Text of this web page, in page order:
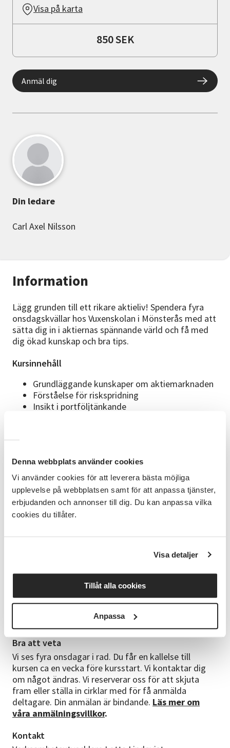
Denna webbplats använder cookies
Vi använder cookies för att leverera bästa möjliga
upplevelse på webbplatsen samt för att anpassa tjänster,
erbjudanden och annonser till dig. Du kan anpassa vilka
cookies du tillåter.
Visa detaljer
Tillåt alla cookies
Anpassa
Information
Lägg grunden till ett rikare aktieliv! Spendera fyra
onsdagskvällar hos Vuxenskolan i Mönsterås med att
sätta dig in i aktiernas spännande värld och få med
dig ökad kunskap och bra tips.
Kursinnehåll
Grundläggande kunskaper om aktiemarknaden
Förståelse för riskspridning
Insikt i portföljtänkande
Grundkurs. Passar även dig som vill damma av
Material
Studielitteratur ingår ej. Vi utgår från boken "Allt du
behöver veta om aktier" av Ingvar Karlsson. Boken
kostar 295 kr. Skriv i anmälan om du vill att vi köper
SV´s lokal på Häradshövdingegatan 8 Mönsterås.
Lokalen ligger i markplan och det finns parkering i
Kursledare
Carl-Axel Nilsson, Aktiespararna
Bra att veta
Vi ses fyra onsdagar i rad. Du får en kallelse till
kursen ca en vecka före kursstart. Vi kontaktar dig
om något ändras. Vi reserverar oss för att skjuta
fram eller ställa in cirklar med för få anmälda
deltagare. Din anmälan är bindande. Läs mer om
våra anmälningsvillkor.
Kontakt
Visa på karta
850 SEK
Anmäl dig
Din ledare
Carl Axel Nilsson